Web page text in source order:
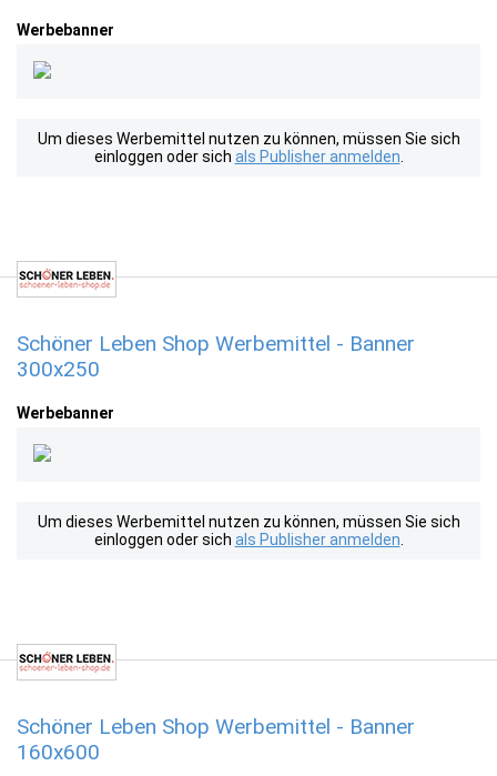
Werbebanner
Um dieses Werbemittel nutzen zu können, müssen Sie sich
einloggen oder sich als Publisher anmelden
Schöner Leben Shop Werbemittel - Banner
300x250
Werbebanner
Um dieses Werbemittel nutzen zu können, müssen Sie sich
einloggen oder sich als Publisher anmelden
Schöner Leben Shop Werbemittel - Banner
160x600